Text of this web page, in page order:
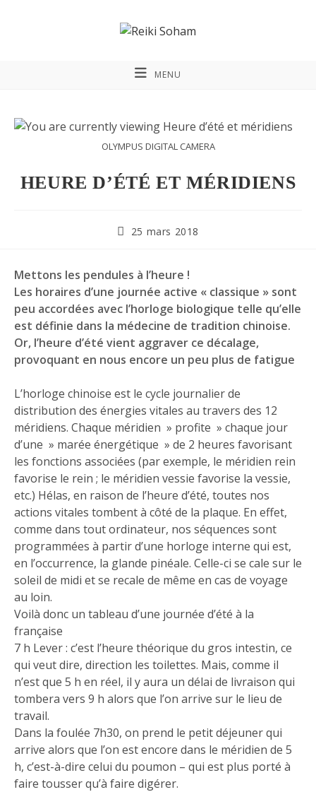
MENU
OLYMPUS DIGITAL CAMERA
HEURE D’ÉTÉ ET MÉRIDIENS
25 mars 2018
Mettons les pendules à l’heure !
Les horaires d’une journée active « classique » sont
peu accordées avec l’horloge biologique telle qu’elle
est définie dans la médecine de tradition chinoise.
Or, l’heure d’été vient aggraver ce décalage,
provoquant en nous encore un peu plus de fatigue
L’horloge chinoise est le cycle journalier de
distribution des énergies vitales au travers des 12
méridiens. Chaque méridien » profite » chaque jour
d’une » marée énergétique » de 2 heures favorisant
les fonctions associées (par exemple, le méridien rein
favorise le rein ; le méridien vessie favorise la vessie,
etc.) Hélas, en raison de l’heure d’été, toutes nos
actions vitales tombent à côté de la plaque. En effet,
comme dans tout ordinateur, nos séquences sont
programmées à partir d’une horloge interne qui est,
en l’occurrence, la glande pinéale. Celle-ci se cale sur le
soleil de midi et se recale de même en cas de voyage
au loin.
Voilà donc un tableau d’une journée d’été à la
française
7 h Lever : c’est l’heure théorique du gros intestin, ce
qui veut dire, direction les toilettes. Mais, comme il
n’est que 5 h en réel, il y aura un délai de livraison qui
tombera vers 9 h alors que l’on arrive sur le lieu de
travail.
Dans la foulée 7h30, on prend le petit déjeuner qui
arrive alors que l’on est encore dans le méridien de 5
h, c’est-à-dire celui du poumon – qui est plus porté à
faire tousser qu’à faire digérer.